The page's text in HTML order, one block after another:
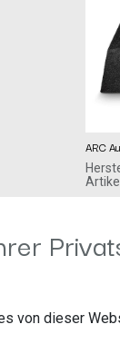
ARC
von dieser